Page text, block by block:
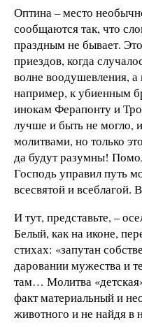
Оптина – место
сообщаются так, что
праздным не бывает.
приездов, когда
волне воодушевления,
например, к убиенным
инокам Ферапонту и
лучше и быть не могло,
молитвами, но только
да будут разумны!
Господь управил путь
всесвятой и всеблагой.
И тут, представьте, –
Белый, как на иконе,
стихах: «запутан
даровании мужества и
там… Молитва
факт материальный и
животного и не найдя в